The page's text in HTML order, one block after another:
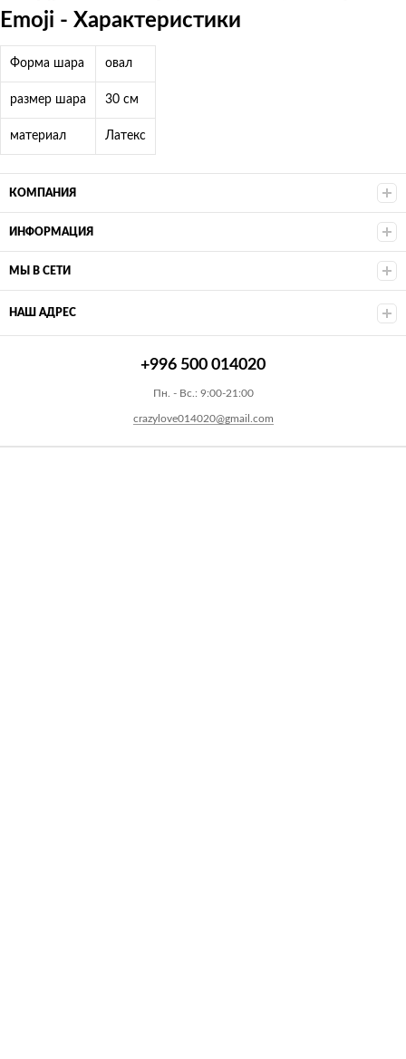
Emoji - Характеристики
Форма шара овал
размер шара 30 см
материал Латекс
КОМПАНИЯ
ИНФОРМАЦИЯ
МЫ В СЕТИ
НАШ АДРЕС
+996 500 014020
Пн. - Вс.: 9:00-21:00
crazylove014020@gmail.com